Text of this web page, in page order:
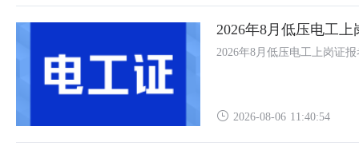
2026年8月低压电工
2026年8月低压电工上岗证
2026-08-06 11:40:54